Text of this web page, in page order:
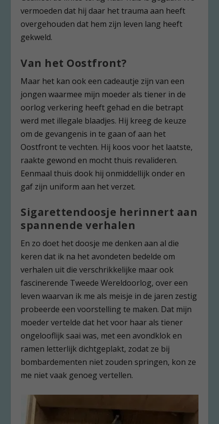
vermoeden dat hij daar het trauma aan heeft
overgehouden dat hem zijn leven lang heeft
gekweld.
Van het Oostfront?
Maar het kan ook een cadeautje zijn van een
jongen waarmee mijn moeder als tiener in de
oorlog verkering heeft gehad en die betrapt
werd met illegale blaadjes. Hij kreeg de keuze
om de gevangenis in te gaan of aan het
Oostfront te vechten. Hij koos voor het laatste,
raakte gewond en mocht thuis revalideren.
Eenmaal thuis dook hij onmiddellijk onder en
gaf zijn uniform aan het verzet.
Sigarettendoosje herinnert aan
spannende verhalen
En zo doet het doosje me denken aan al die
keren dat ik na het avondeten bedelde om
verhalen uit die verschrikkelijke maar ook
fascinerende Tweede Wereldoorlog, over een
leven waarvan ik me als meisje in de jaren zestig
probeerde een voorstelling te maken. Dat mijn
moeder vertelde dat het voor haar als tiener
ongelooflijk saai was, met een avondklok en
ramen letterlijk dichtgeplakt, zodat ze bij
bombardementen niet zouden springen, kon ze
me niet vaak genoeg vertellen.